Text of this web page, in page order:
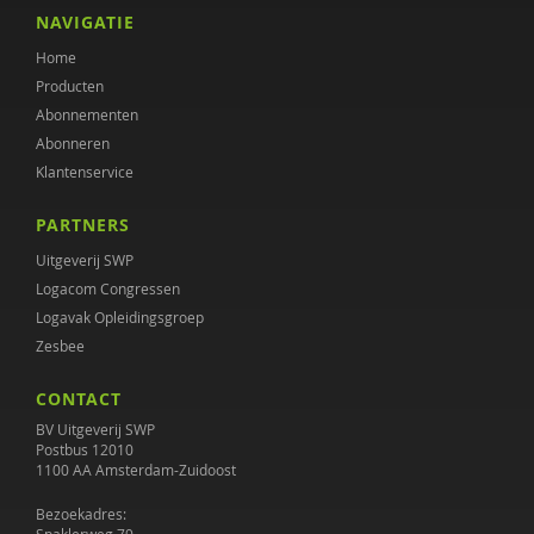
Philippe Delespaul
Lenneke Docter
Julia Driessen
Ed Elbers
Gerard Franssen
Paul van Geert
Irene Geerts
Kim Geurtjens
Luc Goossens
NAVIGATIE
Home
Producten
Abonnementen
Abonneren
Klantenservice
PARTNERS
Uitgeverij SWP
Logacom Congressen
Logavak Opleidingsgroep
Zesbee
CONTACT
BV Uitgeverij SWP
Postbus 12010
1100 AA Amsterdam-Zuidoost
Bezoekadres: